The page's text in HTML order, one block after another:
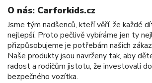
O nás: Carforkids.cz
Jsme tým nadšenců, kteří věří, že každé
nejlepší. Proto pečlivě vybíráme jen ty
přizpůsobujeme je potřebám našich
Naše produkty jsou navrženy tak, aby
radost a rodičům jistotu, že investovali
bezpečného vozítka.